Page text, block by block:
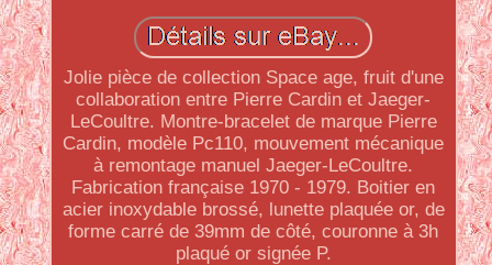
Jolie pièce de collection Space age, fruit d'une
collaboration entre Pierre Cardin et Jaeger-
LeCoultre. Montre-bracelet de marque Pierre
Cardin, modèle Pc110, mouvement mécanique
à remontage manuel Jaeger-LeCoultre.
Fabrication française 1970 - 1979. Boitier en
acier inoxydable brossé, lunette plaquée or, de
forme carré de 39mm de côté, couronne à 3h
plaqué or signée P.